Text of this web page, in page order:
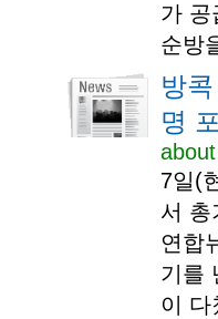
가 공
순방
방
명
7일(
서 총
연합
기를
이